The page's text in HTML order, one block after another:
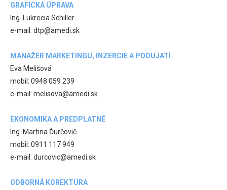
GRAFICKÁ ÚPRAVA
Ing. Lukrecia Schiller
e-mail: dtp@amedi.sk
MANAŽÉR MARKETINGU, INZERCIE A PODUJATÍ
Eva Melišová
mobil: 0948 059 239
e-mail: melisova@amedi.sk
EKONOMIKA A PREDPLATNÉ
Ing. Martina Ďurčovič
mobil: 0911 117 949
e-mail: durcovic@amedi.sk
ODBORNÁ KOREKTÚRA